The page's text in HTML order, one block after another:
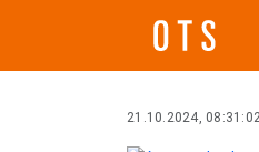
21.10.2024,